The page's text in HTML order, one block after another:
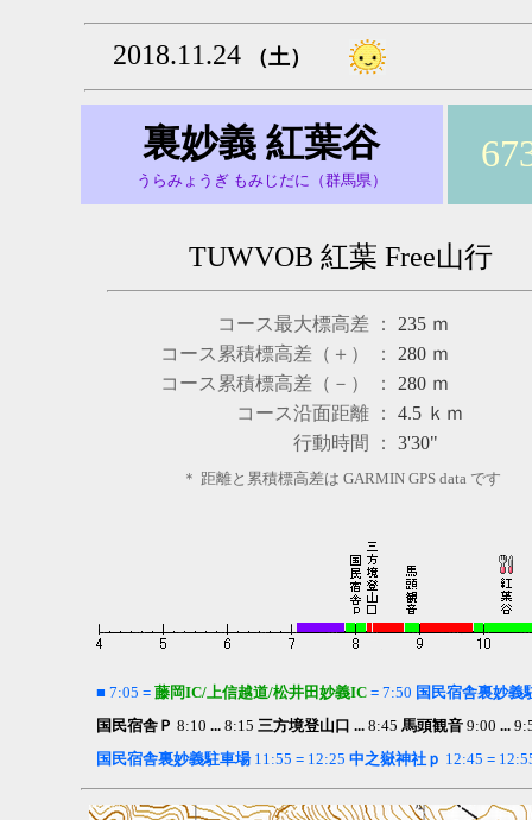
2018.11.24（土）
裏妙義 紅葉谷
うらみょうぎ もみじだに（群馬県）
TUWVOB 紅葉 Free山行
コース最大標高差 ： 235 ｍ
コース累積標高差（＋） ：
280 ｍ
コース累積標高差（－） ：
280 ｍ
コース沿面距離 ：
4.5 ｋｍ
行動時間 ：
3'30"
＊ 距離と累積標高差は GARMIN GPS data です
■ 7:05 = 藤岡IC/上信越道/松井田妙義IC = 7:50 国民宿舎裏妙義
国民宿舎Ｐ 8:10 ... 8:15 三方境登山口 ... 8:45 馬頭観音 9:00 ...
国民宿舎裏妙義駐車場11:55 = 12:25 中之嶽神社ｐ 12:45 =